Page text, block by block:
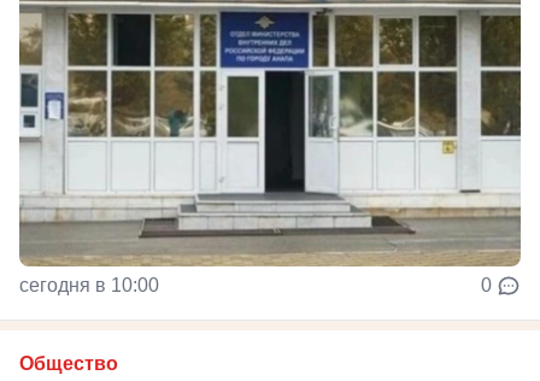
сегодня в 10:00 0
Общество